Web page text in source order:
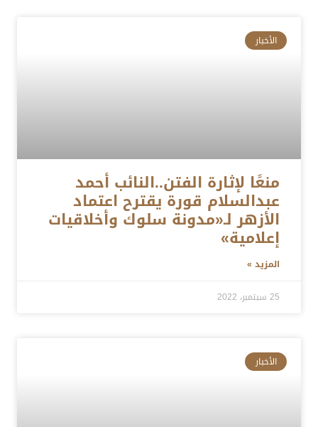
الأخبار
منعًا لإثارة الفتن..النائب أحمد
عبدالسلام قورة يقترح اعتماد
الأزهر لـ«مدونة سلوك وأخلاقيات
إعلامية»
المزيد »
25 سبتمبر، 2022
الأخبار